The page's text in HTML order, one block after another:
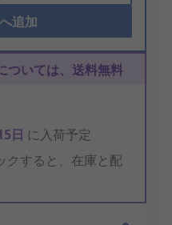
追加
ついては、送料無料
日 に入荷予定
クすると、在庫と配